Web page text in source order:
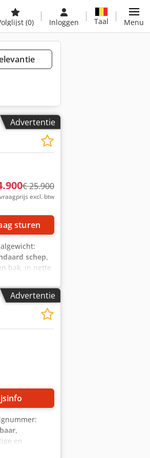
(0) Inloggen Taal Menu
Advertentie
€ 25.900
vraagprijs excl. btw
sturen
schep,
bak, in nette
Advertentie
en